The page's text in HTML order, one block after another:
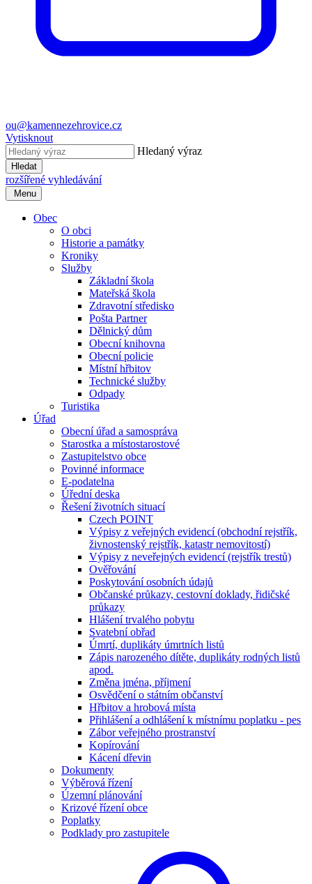
ou@kamennezehrovice.cz
Vytisknout
Hledaný výraz
Hledat
rozšířené vyhledávání
Menu
Obec
O obci
Historie a památky
Kroniky
Služby
Základní škola
Mateřská škola
Zdravotní středisko
Pošta Partner
Dělnický dům
Obecní knihovna
Obecní policie
Místní hřbitov
Technické služby
Odpady
Turistika
Úřad
Obecní úřad a samospráva
Starostka a místostarostové
Zastupitelstvo obce
Povinné informace
E-podatelna
Úřední deska
Řešení životních situací
Czech POINT
Výpisy z veřejných evidencí (obchodní rejstřík,
živnostenský rejstřík, katastr nemovitostí)
Výpisy z neveřejných evidencí (rejstřík trestů)
Ověřování
Poskytování osobních údajů
Občanské průkazy, cestovní doklady, řidičské
průkazy
Hlášení trvalého pobytu
Svatební obřad
Úmrtí, duplikáty úmrtních listů
Zápis narozeného dítěte, duplikáty rodných listů
apod.
Změna jména, příjmení
Osvědčení o státním občanství
Hřbitov a hrobová místa
Přihlášení a odhlášení k místnímu poplatku - pes
Zábor veřejného prostranství
Kopírování
Kácení dřevin
Dokumenty
Výběrová řízení
Územní plánování
Krizové řízení obce
Poplatky
Podklady pro zastupitele